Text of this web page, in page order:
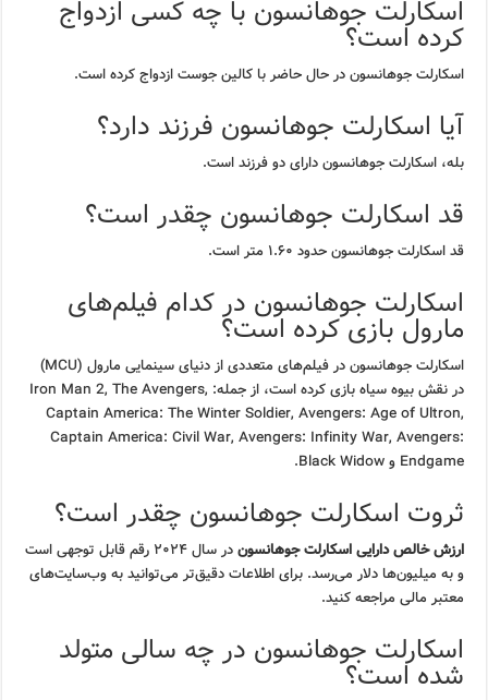
اسکارلت جوهانسون با چه کسی ازدواج
کرده است؟
اسکارلت جوهانسون در حال حاضر با کالین جوست ازدواج کرده است.
آیا اسکارلت جوهانسون فرزند دارد؟
بله، اسکارلت جوهانسون دارای دو فرزند است.
قد اسکارلت جوهانسون چقدر است؟
قد اسکارلت جوهانسون حدود ۱.۶۰ متر است.
اسکارلت جوهانسون در کدام فیلم‌های
مارول بازی کرده است؟
اسکارلت جوهانسون در فیلم‌های متعددی از دنیای سینمایی مارول (MCU)
در نقش بیوه سیاه بازی کرده است، از جمله: Iron Man 2, The Avengers,
Captain America: The Winter Soldier, Avengers: Age of Ultron,
Captain America: Civil War, Avengers: Infinity War, Avengers:
Endgame و Black Widow.
ثروت اسکارلت جوهانسون چقدر است؟
ارزش خالص دارایی اسکارلت جوهانسون
در سال ۲۰۲۴ رقم قابل توجهی است
و به میلیون‌ها دلار می‌رسد. برای اطلاعات دقیق‌تر می‌توانید به وب‌سایت‌های
معتبر مالی مراجعه کنید.
اسکارلت جوهانسون در چه سالی متولد
شده است؟